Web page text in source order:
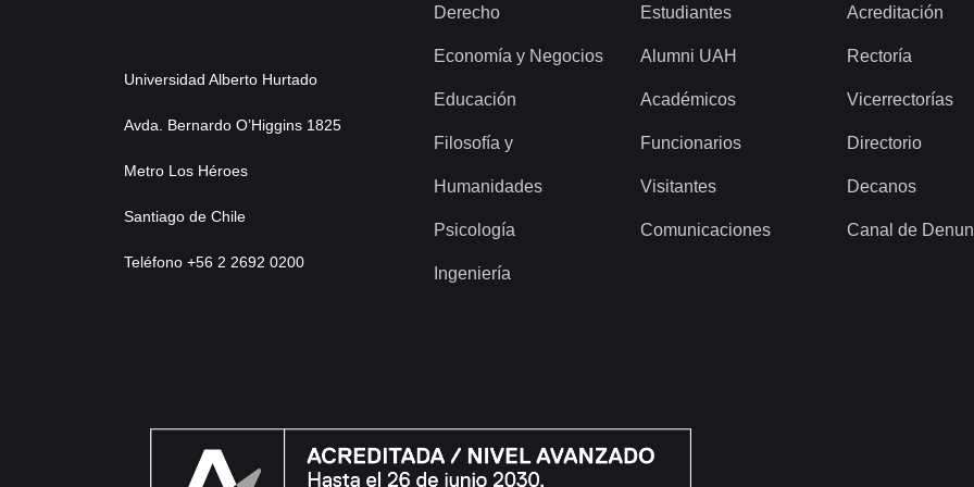
Universidad Alberto Hurtado
Avda. Bernardo O’Higgins 1825
Metro Los Héroes
Santiago de Chile
Teléfono +56 2 2692 0200
Derecho
Economía y Negocios
Educación
Filosofía y
Humanidades
Psicología
Ingeniería
Estudiantes
Alumni UAH
Académicos
Funcionarios
Visitantes
Comunicaciones
Acreditación
Rectoría
Vicerrectorías
Directorio
Decanos
Canal de